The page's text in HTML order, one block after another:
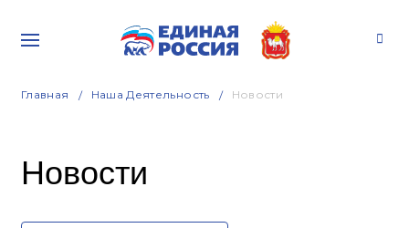
Главная Наша Деятельность Новости
Новости